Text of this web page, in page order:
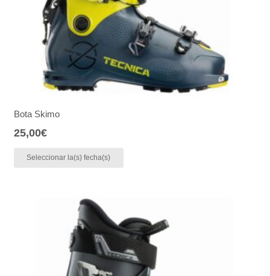
Bota Skimo
25,00€
Seleccionar la(s) fecha(s)